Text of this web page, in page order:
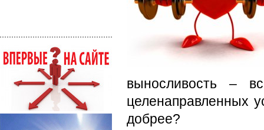
выносливость –
целенаправленных
добрее?